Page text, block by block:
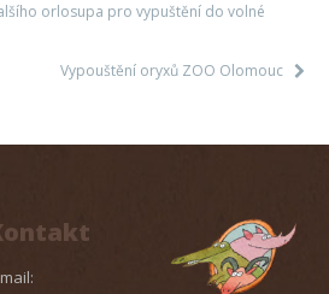
orlosupa pro vypuštění do volné
Vypouštění oryxů ZOO Olomouc